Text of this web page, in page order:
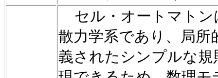
セル・ オートマト
散力学系であり、局
義されたシンプルな